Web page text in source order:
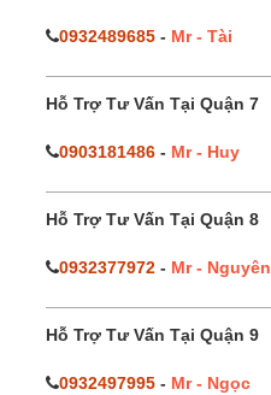
0932489685 - Mr - Tài
Hỗ Trợ Tư Vấn Tại Quận 7
0903181486 - Mr - Huy
Hỗ Trợ Tư Vấn Tại Quận 8
0932377972 - Mr - Nguyên
Hỗ Trợ Tư Vấn Tại Quận 9
0932497995 - Mr - Ngọc